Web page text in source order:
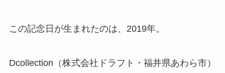
この記念日が生まれたのは、2019年。
Dcollection（株式会社ドラフト・福井県あわら市）